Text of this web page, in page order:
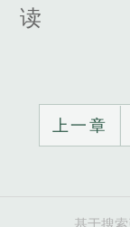
读
上一章
基于搜